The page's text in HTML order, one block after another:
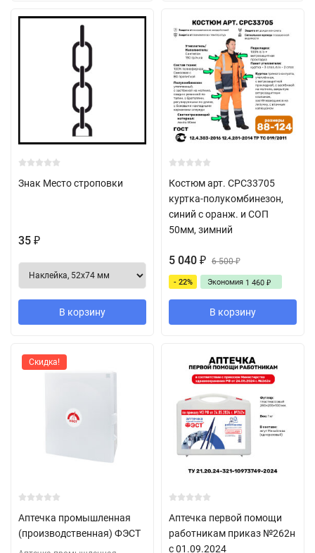
Знак Место строповки
35 ₽
В корзину
Костюм арт. СРС33705
куртка-полукомбинезон,
синий с оранж. и СОП
50мм, зимний
5 040 ₽ 6 500₽
- 22% Экономия 1 460 ₽
В корзину
Скидка!
Аптечка промышленная
(производственная) ФЭСТ
Аптечка первой помощи
работникам приказ №262н
с 01.09.2024